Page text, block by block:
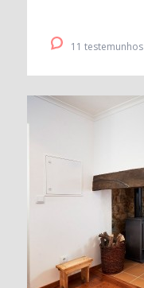
11 testemunhos